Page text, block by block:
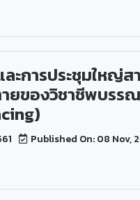
ะการประชุมใหญ่
ายของวิชาชีพบร
Published On: 08 Nov,